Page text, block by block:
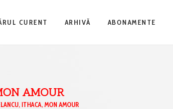
CURENT ARHIVĂ ABONAMENTE
AMOUR
ITHACA, MON AMOUR